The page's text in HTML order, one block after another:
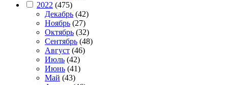
2022 (475)
Декабрь (42)
Ноябрь (27)
Октябрь (32)
Сентябрь (48)
Август (46)
Июль (42)
Июнь (41)
Май (43)